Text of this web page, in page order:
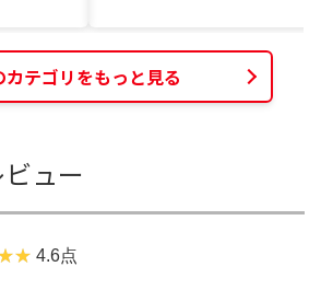
カテゴリをもっと見る
ュー
4.6点